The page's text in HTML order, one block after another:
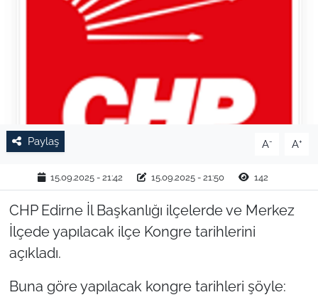
Paylaş A- A+
15.09.2025 - 21:42 15.09.2025 - 21:50 142
CHP Edirne İl Başkanlığı ilçelerde ve Merkez
İlçede yapılacak ilçe Kongre tarihlerini
açıkladı.
Buna göre yapılacak kongre tarihleri şöyle:
EĞİTİM
TARIM VE HAYVANCILIK
KÜLTÜR SANAT
RESMİ İLAN
SPOR
YAŞAM
EDİRNE
TEKİRDAĞ
KIRKLARELİ